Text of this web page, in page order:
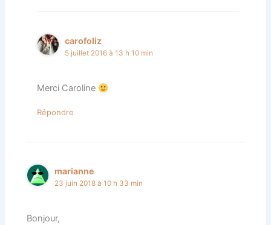
carofoliz
5 juillet 2016 à 13 h 10 min
Merci Caroline
Répondre
marianne
23 juin 2018 à 10 h 33 min
Bonjour,